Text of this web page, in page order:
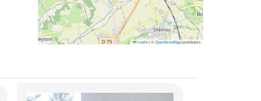
Leaflet |©OpenStreetMapcontributors